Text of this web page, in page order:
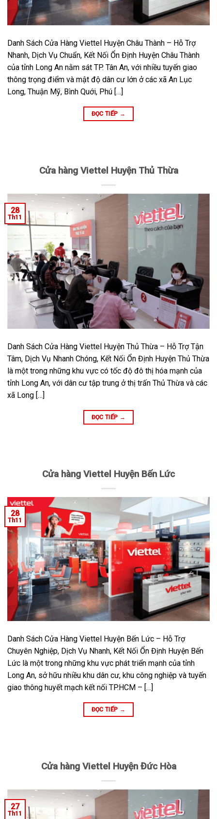
Danh Sách Cửa Hàng Viettel Huyện Châu Thành – Hỗ Trợ
Nhanh, Dịch Vụ Chuẩn, Kết Nối Ổn Định Huyện Châu Thành
của tỉnh Long An nằm sát TP. Tân An, với nhiều tuyến giao
thông trọng điểm và mật độ dân cư lớn ở các xã An Lục
Long, Thuận Mỹ, Bình Quới, Phú […]
ĐỌC TIẾP →
Cửa hàng Viettel Huyện Thủ Thừa
28
Th11
Danh Sách Cửa Hàng Viettel Huyện Thủ Thừa – Hỗ Trợ Tận
Tâm, Dịch Vụ Nhanh Chóng, Kết Nối Ổn Định Huyện Thủ Thừa
là một trong những khu vực có tốc độ đô thị hóa mạnh của
tỉnh Long An, với dân cư tập trung ở thị trấn Thủ Thừa và các
xã Long […]
ĐỌC TIẾP →
Cửa hàng Viettel Huyện Bến Lức
28
Th11
Danh Sách Cửa Hàng Viettel Huyện Bến Lức – Hỗ Trợ
Chuyên Nghiệp, Dịch Vụ Nhanh, Kết Nối Ổn Định Huyện Bến
Lức là một trong những khu vực phát triển mạnh của tỉnh
Long An, sở hữu nhiều khu dân cư, khu công nghiệp và tuyến
giao thông huyết mạch kết nối TP.HCM – […]
ĐỌC TIẾP →
Cửa hàng Viettel Huyện Đức Hòa
27
Th11